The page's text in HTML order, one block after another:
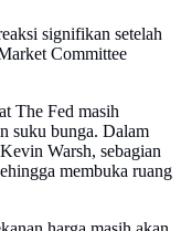
signifikan setelah
Committee
The Fed masih
suku bunga. Dalam
Warsh, sebagian
membuka ruang